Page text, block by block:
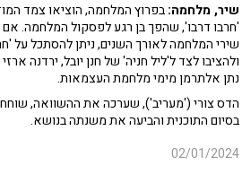
שיר, מלחמה:בפרוץ המלחמה, הוציאו צמד
'חרבו דרבו', שהפך בן רגע לפסקול המלחמה.
שירי המלחמה לאורך השנים, ניתן להסתכל על
ולהציבו לצד ל'ליל חניה' של חנן יובל, ירדנה
נתן אלתרמן מימי מלחמת העצמאות.
הדס צורי ('מעריב'), שערכה את ההשוואה,
בסיום התוכנית והביעה את משנתה בנושא.
02/01/2024